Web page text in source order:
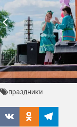
праздники